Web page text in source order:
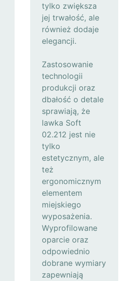
tylko zwiększa
jej trwałość, ale
również dodaje
elegancji.
Zastosowanie
technologii
produkcji oraz
dbałość o detale
sprawiają, że
lawka Soft
02.212 jest nie
tylko
estetycznym, ale
też
ergonomicznym
elementem
miejskiego
wyposażenia.
Wyprofilowane
oparcie oraz
odpowiednio
dobrane wymiary
zapewniają